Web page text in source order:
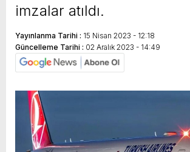
imzalar atıldı.
Yayınlanma Tarihi : 15 Nisan 2023 - 12:18
Güncelleme Tarihi : 02 Aralık 2023 - 14:49